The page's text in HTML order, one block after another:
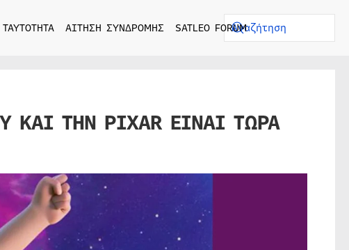
ΤΑΥΤΟΤΗΤΑ ΑΙΤΗΣΗ ΣΥΝΔΡΟΜΗΣ SATLEO FORUM
ΚΑΙ ΤΗΝ PIXAR ΕΙΝΑΙ ΤΩΡΑ